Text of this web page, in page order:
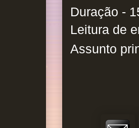
Duração -
Leitura de
Assunto